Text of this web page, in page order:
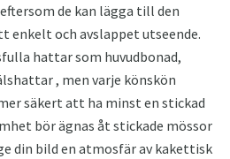
de kan lägga till den
och avslappet utseende.
hattar som huvudbonad,
, men varje könskön
säkert att ha minst en stickad
bör ägnas åt stickade mössor
din bild en atmosfär av kakettisk